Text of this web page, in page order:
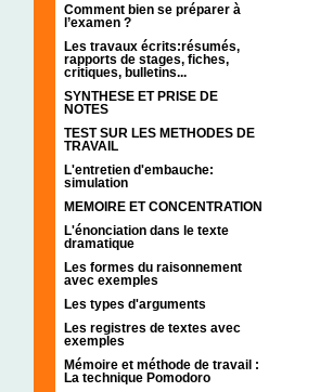
Comment bien se préparer à
l’examen ?
Les travaux écrits:résumés,
rapports de stages, fiches,
critiques, bulletins...
SYNTHESE ET PRISE DE
NOTES
TEST SUR LES METHODES DE
TRAVAIL
L'entretien d'embauche:
simulation
MEMOIRE ET CONCENTRATION
L'énonciation dans le texte
dramatique
Les formes du raisonnement
avec exemples
Les types d'arguments
Les registres de textes avec
exemples
Mémoire et méthode de travail :
La technique Pomodoro